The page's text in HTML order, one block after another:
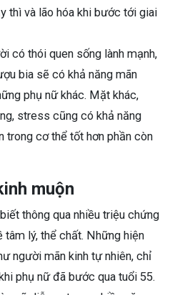
thì và lão hóa khi bước tới giai
có thói quen sống lành mạnh,
bia sẽ có khả năng mãn
phụ nữ khác. Mặt khác,
stress cũng có khả năng
trong cơ thể tốt hơn phần còn
muộn
thông qua nhiều triệu chứng
tâm lý, thể chất. Những hiện
người mãn kinh tự nhiên, chỉ
phụ nữ đã bước qua tuổi 55.